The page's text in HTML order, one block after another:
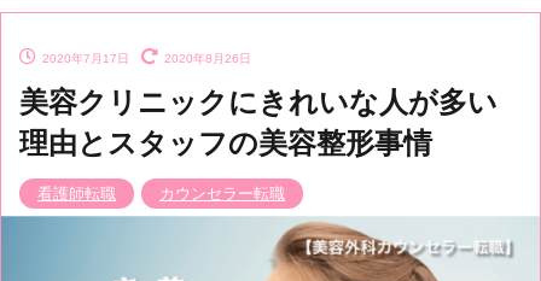
2020年7月17日 2020年8月26日
美容クリニックにきれいな人が多い
理由とスタッフの美容整形事情
看護師転職 カウンセラー転職